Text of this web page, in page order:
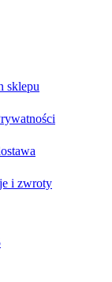
sklepu
i zwroty